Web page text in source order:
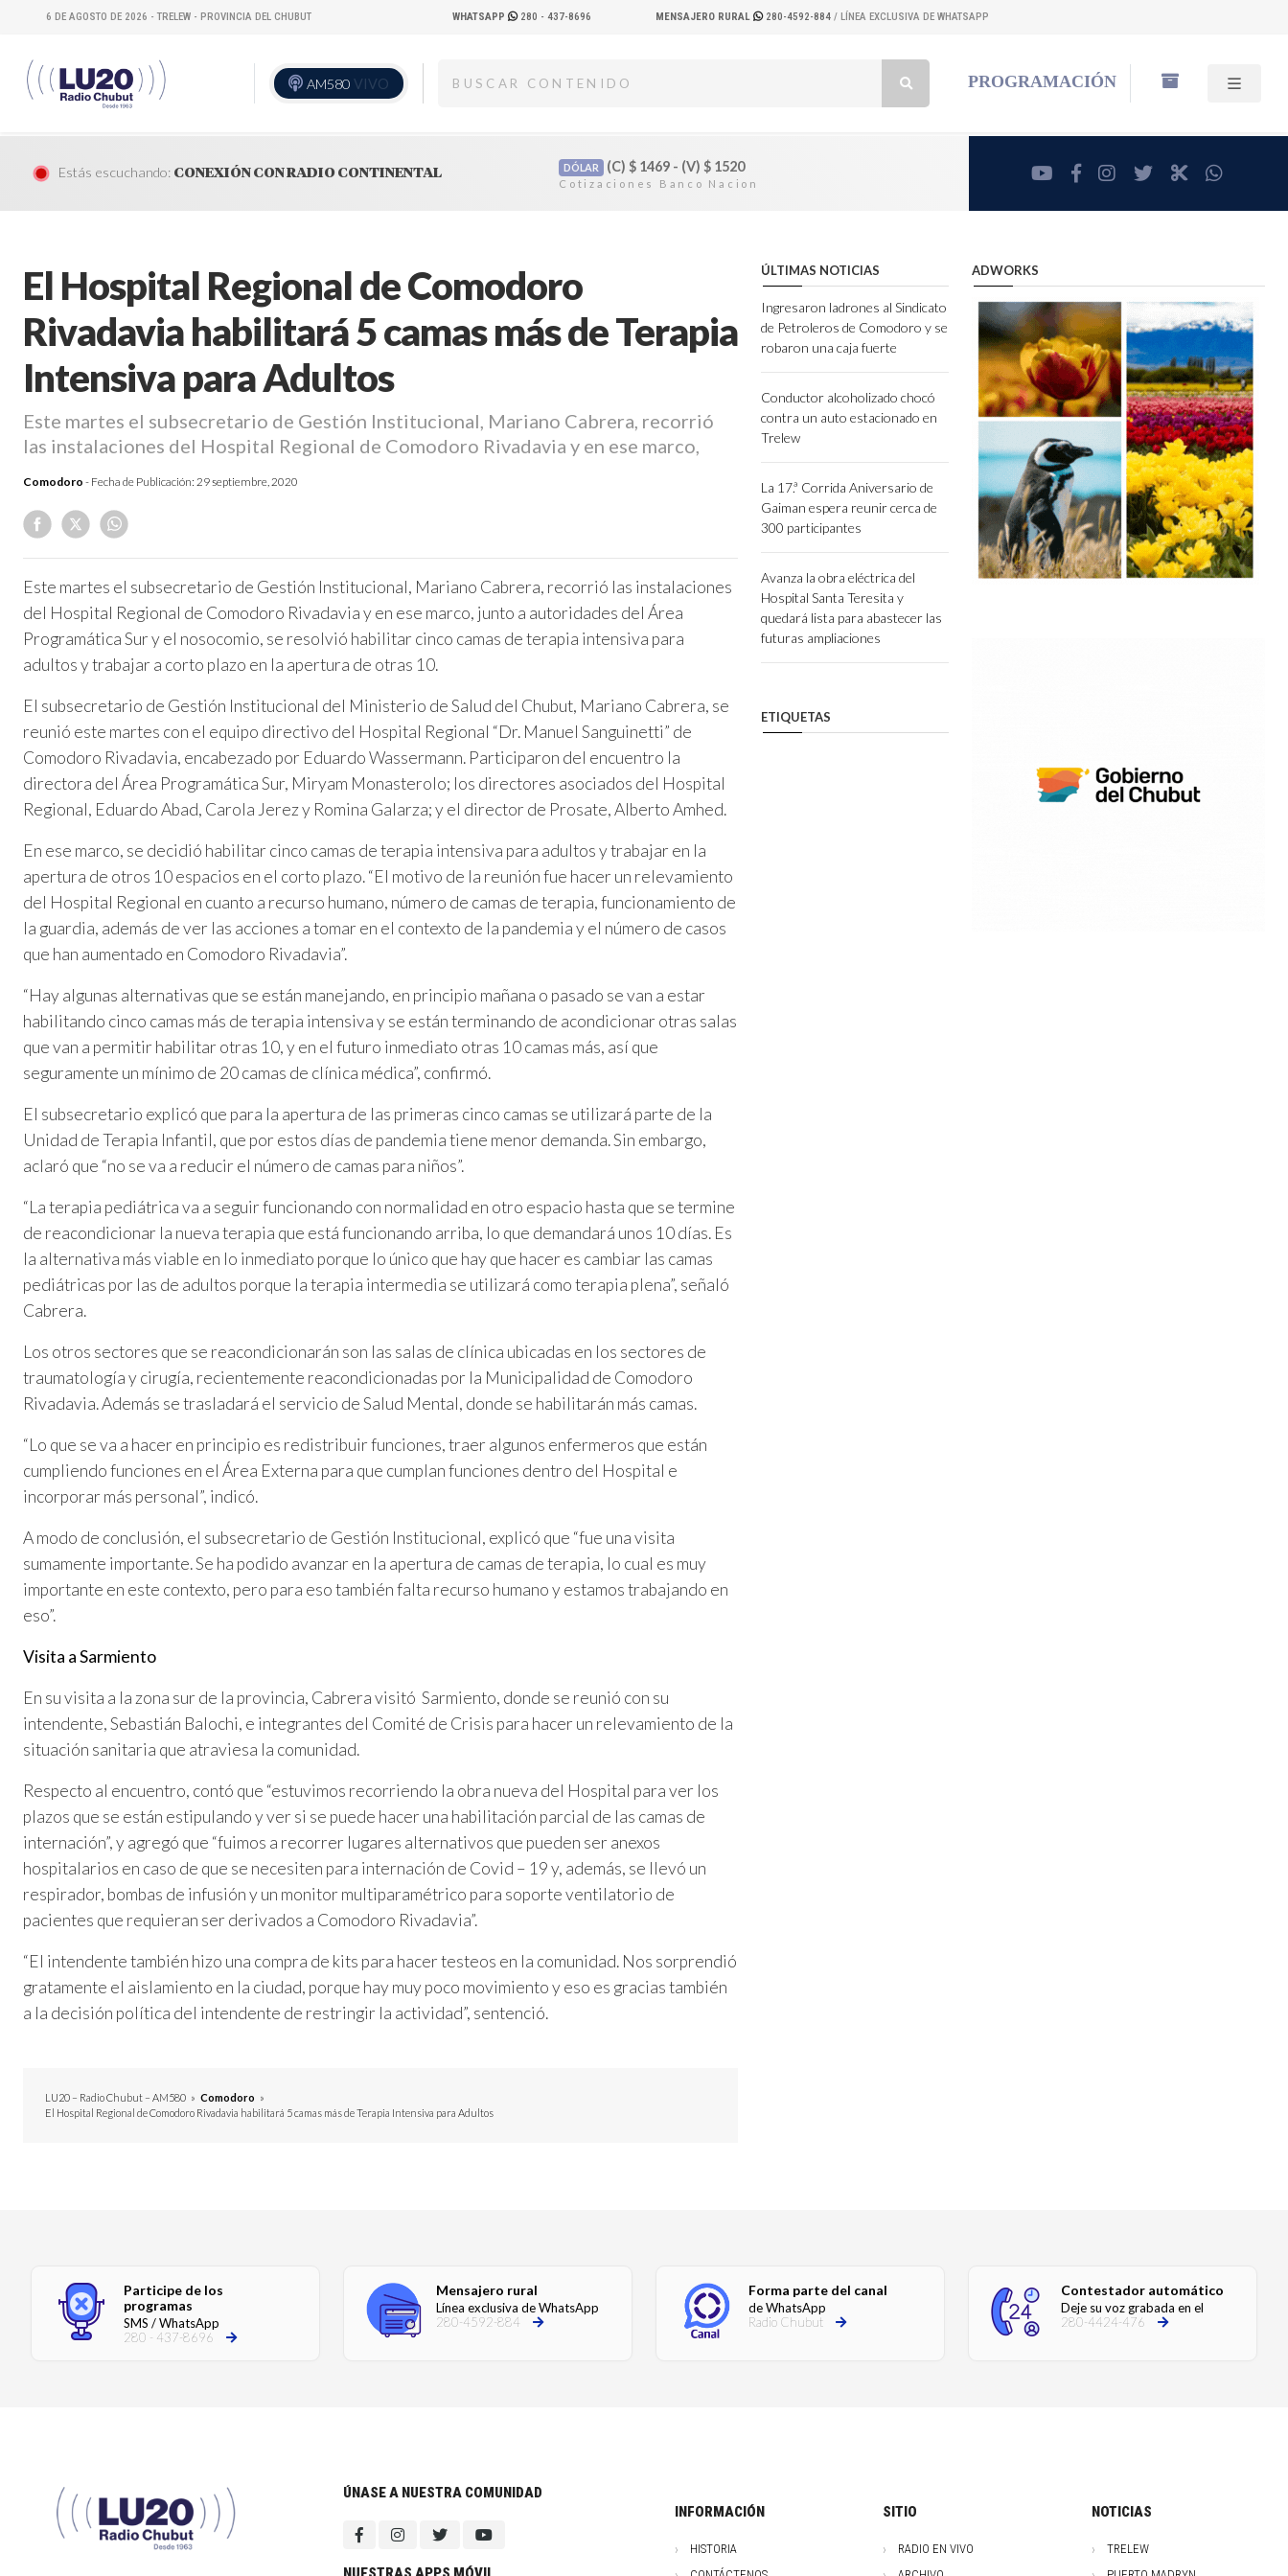
6 DE AGOSTO DE 2026 - TRELEW - PROVINCIA DEL CHUBUT WHATSAPP 280 - 437-8696 MENSAJERO RURAL 280-4592-884 / LÍNEA EXCLUSIVA DE WHATSAPP
AM580 VIVO PROGRAMACIÓN
Estás escuchando: CONEXIÓN CON RADIO CONTINENTAL DÓLAR (C) $1469 - (V) $1520 youtubefacebookinstagram
twitterRadioCut
El Hospital Regional de Comodoro
Rivadavia habilitará 5 camas más de Terapia
Intensiva para Adultos
Este martes el subsecretario de Gestión Institucional, Mariano Cabrera, recorrió
las instalaciones del Hospital Regional de Comodoro Rivadavia y en ese marco,
Comodoro - Fecha de Publicación: 29 septiembre, 2020
Este martes el subsecretario de Gestión Institucional, Mariano Cabrera, recorrió las instalaciones
del Hospital Regional de Comodoro Rivadavia y en ese marco, junto a autoridades del Área
Programática Sur y el nosocomio, se resolvió habilitar cinco camas de terapia intensiva para
adultos y trabajar a corto plazo en la apertura de otras 10.
El subsecretario de Gestión Institucional del Ministerio de Salud del Chubut, Mariano Cabrera, se
reunió este martes con el equipo directivo del Hospital Regional “Dr. Manuel Sanguinetti” de
Comodoro Rivadavia, encabezado por Eduardo Wassermann. Participaron del encuentro la
directora del Área Programática Sur, Miryam Monasterolo; los directores asociados del Hospital
Regional, Eduardo Abad, Carola Jerez y Romina Galarza; y el director de Prosate, Alberto Amhed.
En ese marco, se decidió habilitar cinco camas de terapia intensiva para adultos y trabajar en la
apertura de otros 10 espacios en el corto plazo. “El motivo de la reunión fue hacer un relevamiento
del Hospital Regional en cuanto a recurso humano, número de camas de terapia, funcionamiento de
la guardia, además de ver las acciones a tomar en el contexto de la pandemia y el número de casos
que han aumentado en Comodoro Rivadavia”.
“Hay algunas alternativas que se están manejando, en principio mañana o pasado se van a estar
habilitando cinco camas más de terapia intensiva y se están terminando de acondicionar otras salas
que van a permitir habilitar otras 10, y en el futuro inmediato otras 10 camas más, así que
seguramente un mínimo de 20 camas de clínica médica”, confirmó.
El subsecretario explicó que para la apertura de las primeras cinco camas se utilizará parte de la
Unidad de Terapia Infantil, que por estos días de pandemia tiene menor demanda. Sin embargo,
aclaró que “no se va a reducir el número de camas para niños”.
“La terapia pediátrica va a seguir funcionando con normalidad en otro espacio hasta que se termine
de reacondicionar la nueva terapia que está funcionando arriba, lo que demandará unos 10 días. Es
la alternativa más viable en lo inmediato porque lo único que hay que hacer es cambiar las camas
pediátricas por las de adultos porque la terapia intermedia se utilizará como terapia plena”, señaló
Cabrera.
Los otros sectores que se reacondicionarán son las salas de clínica ubicadas en los sectores de
traumatología y cirugía, recientemente reacondicionadas por la Municipalidad de Comodoro
Rivadavia. Además se trasladará el servicio de Salud Mental, donde se habilitarán más camas.
“Lo que se va a hacer en principio es redistribuir funciones, traer algunos enfermeros que están
cumpliendo funciones en el Área Externa para que cumplan funciones dentro del Hospital e
incorporar más personal”, indicó.
A modo de conclusión, el subsecretario de Gestión Institucional, explicó que “fue una visita
sumamente importante. Se ha podido avanzar en la apertura de camas de terapia, lo cual es muy
importante en este contexto, pero para eso también falta recurso humano y estamos trabajando en
eso”.
Visita a Sarmiento
En su visita a la zona sur de la provincia, Cabrera visitó Sarmiento, donde se reunió con su
intendente, Sebastián Balochi, e integrantes del Comité de Crisis para hacer un relevamiento de la
situación sanitaria que atraviesa la comunidad.
Respecto al encuentro, contó que “estuvimos recorriendo la obra nueva del Hospital para ver los
plazos que se están estipulando y ver si se puede hacer una habilitación parcial de las camas de
internación”, y agregó que “fuimos a recorrer lugares alternativos que pueden ser anexos
hospitalarios en caso de que se necesiten para internación de Covid – 19 y, además, se llevó un
respirador, bombas de infusión y un monitor multiparamétrico para soporte ventilatorio de
pacientes que requieran ser derivados a Comodoro Rivadavia”.
“El intendente también hizo una compra de kits para hacer testeos en la comunidad. Nos sorprendió
gratamente el aislamiento en la ciudad, porque hay muy poco movimiento y eso es gracias también
a la decisión política del intendente de restringir la actividad”, sentenció.
LU20 – Radio Chubut – AM580 » Comodoro »
El Hospital Regional de Comodoro Rivadavia habilitará 5 camas más de Terapia Intensiva para Adultos
ÚLTIMAS NOTICIAS
Ingresaron ladrones al Sindicato
de Petroleros de Comodoro y se
robaron una caja fuerte
Conductor alcoholizado chocó
contra un auto estacionado en
Trelew
La 17.ª Corrida Aniversario de
Gaiman espera reunir cerca de
300 participantes
Avanza la obra eléctrica del
Hospital Santa Teresita y
quedará lista para abastecer las
futuras ampliaciones
ETIQUETAS
ADWORKS
Participe de los
programas
SMS / WhatsApp
280 - 437-8696
Mensajero rural
Línea exclusiva de WhatsApp
280-4592-884
Forma parte del canal
de WhatsApp
Radio Chubut
Contestador automático
Deje su voz grabada en el
280-4424-476
ÚNASE A NUESTRA COMUNIDAD
INFORMACIÓN
HISTORIA
SITIO
RADIO EN VIVO
NOTICIAS
TRELEW